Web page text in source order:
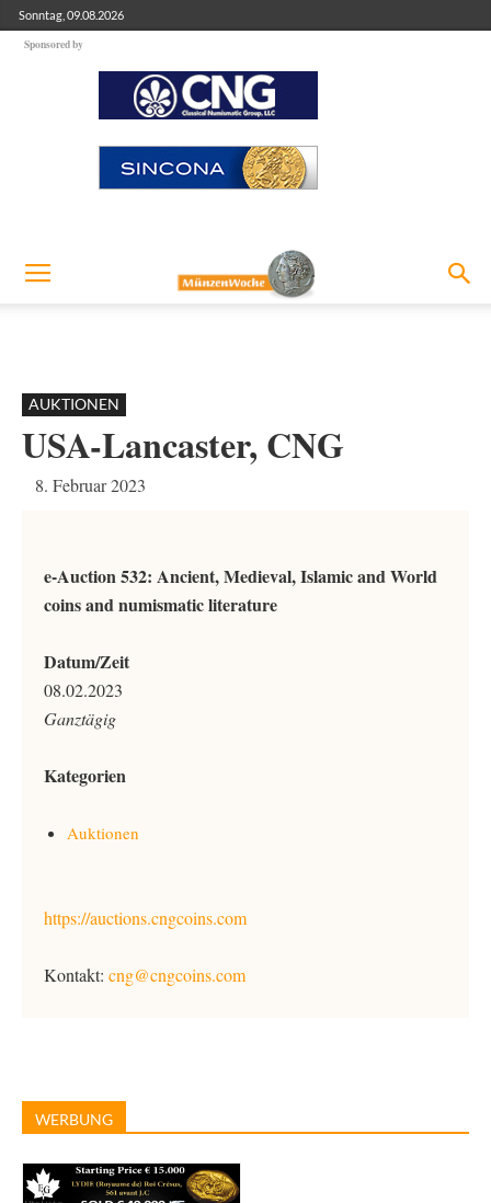
Sonntag, 09.08.2026
Sponsored by
AUKTIONEN
USA-Lancaster, CNG
8. Februar 2023
e-Auction 532: Ancient, Medieval, Islamic and World
coins and numismatic literature
Datum/Zeit
08.02.2023
Ganztägig
Kategorien
Auktionen
https://auctions.cngcoins.com
Kontakt: cng@cngcoins.com
WERBUNG